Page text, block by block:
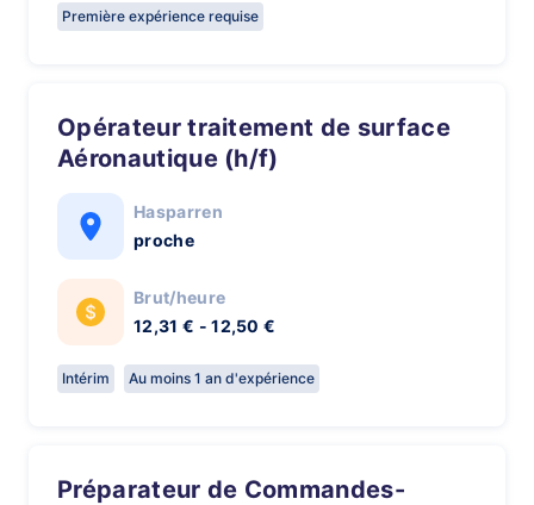
Première expérience requise
Opérateur traitement de surface
Aéronautique (h/f)
Hasparren
proche
Brut/heure
12,31 € - 12,50 €
Intérim Au moins 1 an d'expérience
Préparateur de Commandes-